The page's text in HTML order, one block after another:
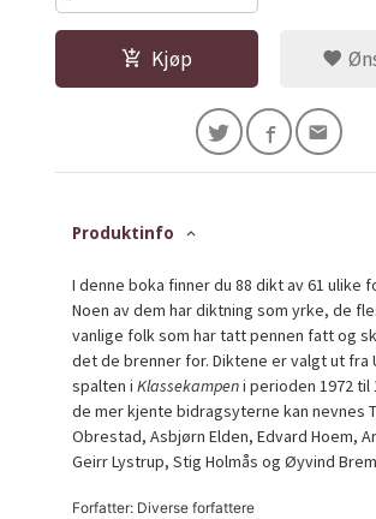
Kjøp
Produktinfo
I denne boka finner du 88 dikt av 61 ulike
Noen av dem har diktning som yrke, de
vanlige folk som har tatt pennen fatt og
det de brenner for. Diktene er valgt ut fra
spalten iKlassekampeni perioden 1972 til
de mer kjente bidragsyterne kan nevnes
Obrestad, Asbjørn Elden, Edvard Hoem,
Geirr Lystrup, Stig Holmås og Øyvind
Forfatter: Diverse forfattere